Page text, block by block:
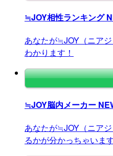
≒JOY相性ランキング
あなたが≒JOY（ニア
わかります！
≒JOY脳内メーカー
あなたが≒JOY（ニア
るかが分かっちゃいま